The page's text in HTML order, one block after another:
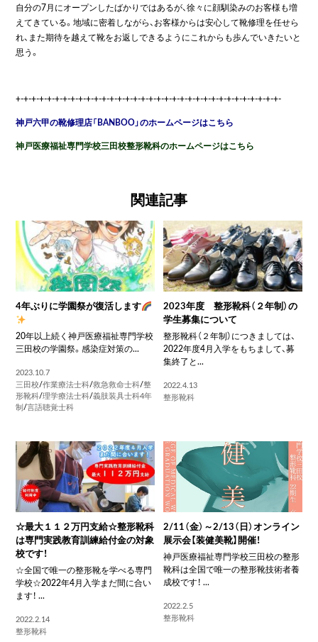
自分の7月にオープンしたばかりではあるが、徐々に顔馴染みのお客様も増
えてきている。地域に密着しながら、お客様からは安心して靴修理を任せら
れ、また期待を越えて靴をお返しできるようにこれからも歩んでいきたいと
思う。
+-+-+-+-+-+-+-+-+-+-+-+-+-+-+-+-+-+-+-+-+-+-+-+-+-+-+-+-+-+-+-+-+-+-
神戸六甲の靴修理店「BANBOO」のホームページはこちら
神戸医療福祉専門学校三田校整形靴科のホームページはこちら
関連記事
4年ぶりに学園祭が復活します
20年以上続く神戸医療福祉専門学校
三田校の学園祭。感染症対策の...
2023.10.7
三田校/作業療法士科/救急救命士科/整
形靴科/理学療法士科/義肢装具士科4年
制/言語聴覚士科
2023年度 整形靴科（２年制）の
学生募集について
整形靴科（２年制）につきましては、
2022年度4月入学をもちまして、募
集終了と...
2022.4.13
整形靴科
☆最大１１２万円支給☆整形靴科
は専門実践教育訓練給付金の対象
校です！
☆全国で唯一の整形靴を学べる専門
学校☆2022年4月入学まだ間に合い
ます！ ...
2022.2.14
整形靴科
2/11（金）～2/13（日）オンライン
展示会【装健美靴】開催！
神戸医療福祉専門学校三田校の整形
靴科は全国で唯一の整形靴技術者養
成校です！ ...
2022.2.5
整形靴科